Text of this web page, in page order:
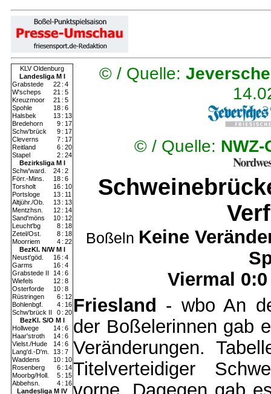
KLV Oldenburg
Landesliga M I
Grabstede
22 : 4
W'scheps
21 : 5
Kreuzmoor
21 : 5
Spohle
18 : 6
Halsbek
13 : 13
Bredehorn
9 : 17
Schw'brück
9 : 17
Cleverns
7 : 17
Reitland
6 : 20
Stapel
2 : 24
Bezirksliga M I
Schw'ward.
24 : 2
Förr.-Mins.
18 : 6
Torsholt
16 : 10
Portsloge
13 : 11
Altjühr./Ob.
13 : 13
Mentzhsn.
12 : 14
Sand'möns
10 : 12
Leucht'bg
8 : 18
Zetel/Ost.
8 : 18
Moorriem
4 : 22
BezKl. N/W M I
Neust'göd.
16 : 4
Garms
16 : 4
Grabstede II
14 : 6
Wiefels
12 : 8
Osterforde
10 : 8
Rüstringen
6 : 12
Bohlenbgf.
4 : 16
Schw'brück II
0 : 20
BezKl. S/O M I
Hollwege
14 : 6
Haar'stroth
14 : 6
Vielst./Hude
14 : 6
Lang'd.-D'm.
13 : 7
Waddens
10 : 10
Rosenberg
6 : 14
Moorbg/Holl.
5 : 15
Abbehsn.
4 : 16
Landesliga M IV
© / Quelle:
14
© / Quelle:
Boßeln Keine
Viermal
Friesland
- wbo An
der Boßelerinnen gab
Veränderungen.
Titelverteidiger
vorne. Dagegen gab